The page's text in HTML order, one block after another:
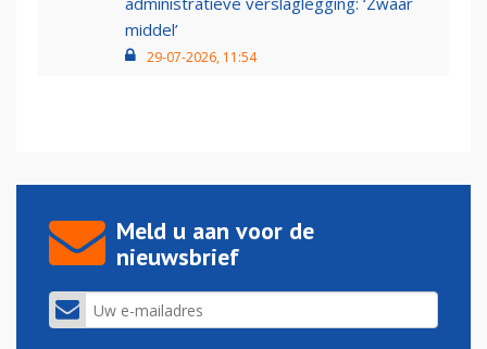
middel’
29-07-2026, 11:54
Meld u aan voor de
nieuwsbrief